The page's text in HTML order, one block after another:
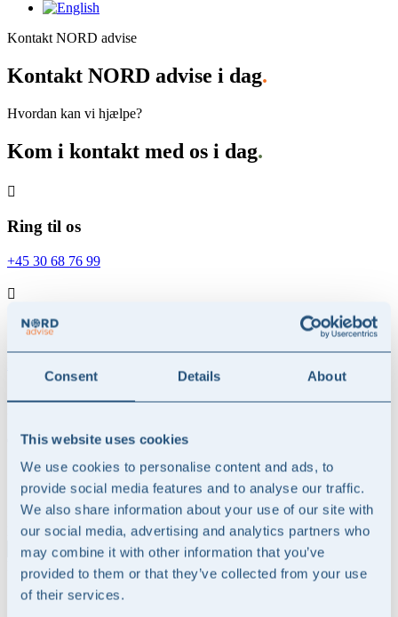
Consent Details About
This website uses cookies
We use cookies to personalise content and ads, to
provide social media features and to analyse our traffic.
We also share information about your use of our site with
our social media, advertising and analytics partners who
may combine it with other information that you’ve
provided to them or that they’ve collected from your use
of their services.
Kontakt NORD advise
Kontakt NORD advise i dag.
Hvordan kan vi hjælpe?
Kom i kontakt med os i dag.

Ring til os
+45 30 68 76 99

Send os en e-mail
CVR: 44696967
Følg
" indikerer påkrævede felter
Email
Dette felt er til validering og bør ikke ændres.
Name*